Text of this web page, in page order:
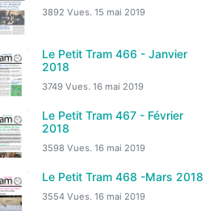
3892 Vues. 15 mai 2019
Le Petit Tram 466 - Janvier
2018
3749 Vues. 16 mai 2019
Le Petit Tram 467 - Février
2018
3598 Vues. 16 mai 2019
Le Petit Tram 468 -Mars 2018
3554 Vues. 16 mai 2019